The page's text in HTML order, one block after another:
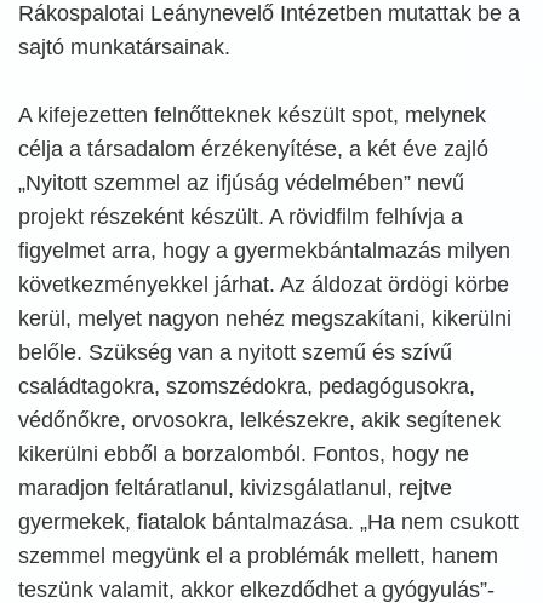
Rákospalotai Leánynevelő Intézetben mutattak be a
sajtó munkatársainak.
A kifejezetten felnőtteknek készült spot, melynek
célja a társadalom érzékenyítése, a két éve zajló
„Nyitott szemmel az ifjúság védelmében” nevű
projekt részeként készült. A rövidfilm felhívja a
figyelmet arra, hogy a gyermekbántalmazás milyen
következményekkel járhat. Az áldozat ördögi körbe
kerül, melyet nagyon nehéz megszakítani, kikerülni
belőle. Szükség van a nyitott szemű és szívű
családtagokra, szomszédokra, pedagógusokra,
védőnőkre, orvosokra, lelkészekre, akik segítenek
kikerülni ebből a borzalomból. Fontos, hogy ne
maradjon feltáratlanul, kivizsgálatlanul, rejtve
gyermekek, fiatalok bántalmazása. „Ha nem csukott
szemmel megyünk el a problémák mellett, hanem
teszünk valamit, akkor elkezdődhet a gyógyulás”-